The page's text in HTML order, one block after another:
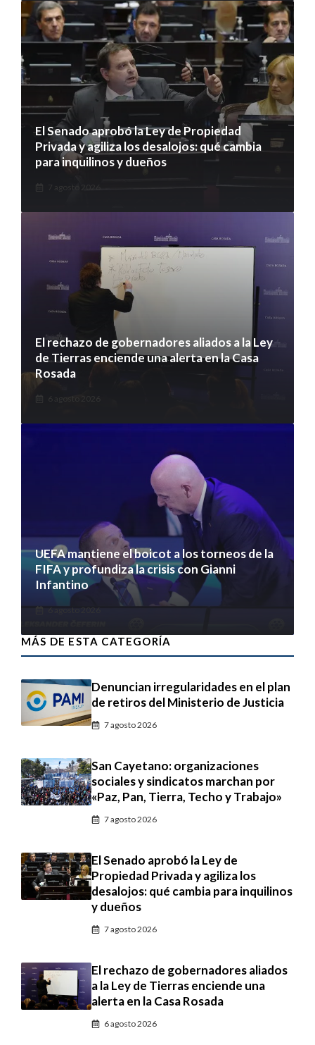
El Senado aprobó la Ley de Propiedad
Privada y agiliza los desalojos: qué cambia
para inquilinos y dueños
7 agosto 2026
El rechazo de gobernadores aliados a la Ley
de Tierras enciende una alerta en la Casa
Rosada
6 agosto 2026
UEFA mantiene el boicot a los torneos de la
FIFA y profundiza la crisis con Gianni
Infantino
6 agosto 2026
MÁS DE ESTA CATEGORÍA
Denuncian irregularidades en el plan
de retiros del Ministerio de Justicia
7 agosto 2026
San Cayetano: organizaciones
sociales y sindicatos marchan por
«Paz, Pan, Tierra, Techo y Trabajo»
7 agosto 2026
El Senado aprobó la Ley de
Propiedad Privada y agiliza los
desalojos: qué cambia para inquilinos
y dueños
7 agosto 2026
El rechazo de gobernadores aliados
a la Ley de Tierras enciende una
alerta en la Casa Rosada
6 agosto 2026